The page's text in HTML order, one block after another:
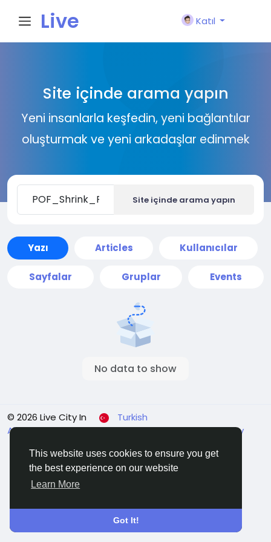
This website uses cookies to ensure you get
the best experience on our website
Learn More
Got It!
Live
n
Katıl
Site içinde arama yapın
Yeni insanlarla keşfedin, yeni bağlantılar
oluşturmak ve yeni arkadaşlar edinmek
Site içinde arama yapın
Yazı Articles Kullanıcılar
Sayfalar Gruplar Events
No data to show
© 2026 Live City In
Turkish
About Koşullar Gizlilik Shipping and delivery policy